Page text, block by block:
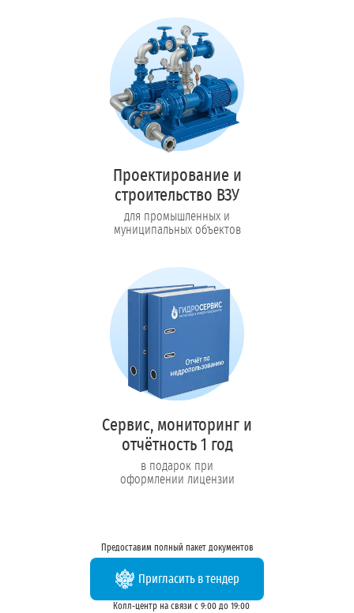
Проектирование и
строительство ВЗУ
для промышленных и
муниципальных объектов
Сервис, мониторинг и
отчётность 1 год
в подарок при
оформлении лицензии
Предоставим полный пакет документов
Пригласить в тендер
Колл-центр на связи с 9:00 до 19:00